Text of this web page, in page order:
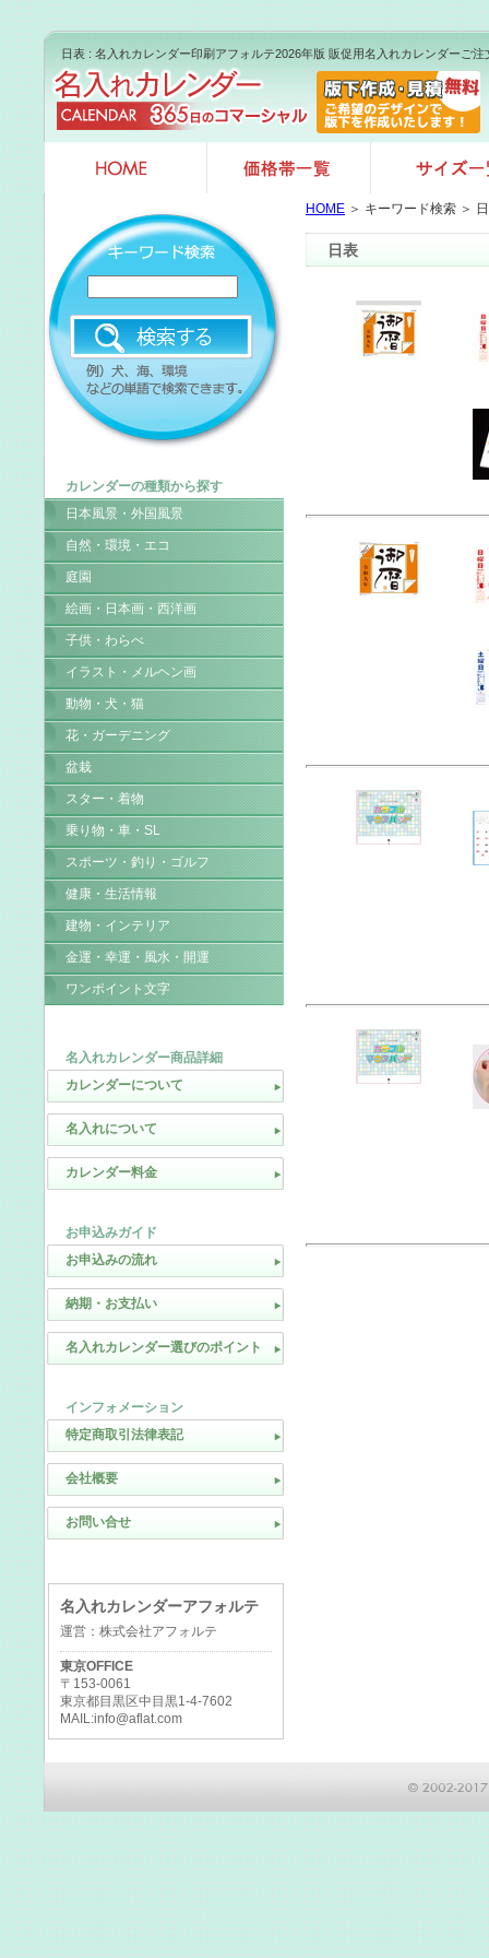
日表 : 名入れカレンダー印刷アフォルテ2026年版 販促用名入れカレンダーご注
カレンダーの種類から探す
日本風景・外国風景
自然・環境・エコ
庭園
絵画・日本画・西洋画
子供・わらべ
イラスト・メルヘン画
動物・犬・猫
花・ガーデニング
盆栽
スター・着物
乗り物・車・SL
スポーツ・釣り・ゴルフ
健康・生活情報
建物・インテリア
金運・幸運・風水・開運
ワンポイント文字
名入れカレンダー商品詳細
カレンダーについて
名入れについて
カレンダー料金
お申込みガイド
お申込みの流れ
納期・お支払い
名入れカレンダー選びのポイント
インフォメーション
特定商取引法律表記
会社概要
お問い合せ
名入れカレンダーアフォルテ
運営：株式会社アフォルテ
東京OFFICE
〒153-0061
東京都目黒区中目黒1-4-7602
MAIL:info@aflat.com
HOME ＞ キーワード検索 ＞
日表